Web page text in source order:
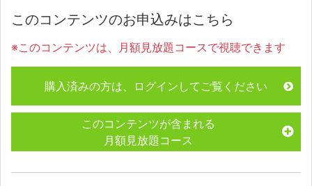
このコンテンツのお申込みはこちら
※このコンテンツは、月額見放題コースで視聴できます
購入済みの方は、ログインしてご覧ください
このコンテンツが含まれる
月額見放題コース